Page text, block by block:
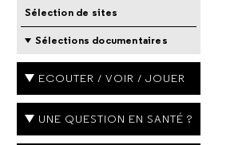
Sélection de sites
Sélections documentaires
ECOUTER / VOIR / JOUER
UNE QUESTION EN SANTÉ ?